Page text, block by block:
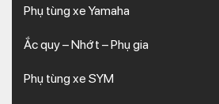
Phụ tùng xe Yamaha
Ắc quy – Nhớt – Phụ gia
Phụ tùng xe SYM